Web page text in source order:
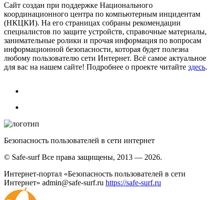
Сайт создан при поддержке Национального
координационного центра по компьютерным инцидентам
(НКЦКИ). На его страницах собраны рекомендации
специалистов по защите устройств, справочные материалы,
занимательные ролики и прочая информация по вопросам
информационной безопасности, которая будет полезна
любому пользователю сети Интернет. Всё самое актуальное
для вас на нашем сайте! Подробнее о проекте читайте здесь.
Безопасность пользователей в сети интернет
© Safe-surf Все права защищены, 2013 — 2026.
Интернет-портал «Безопасность пользователей в сети
Интернет» admin@safe-surf.ru https://safe-surf.ru